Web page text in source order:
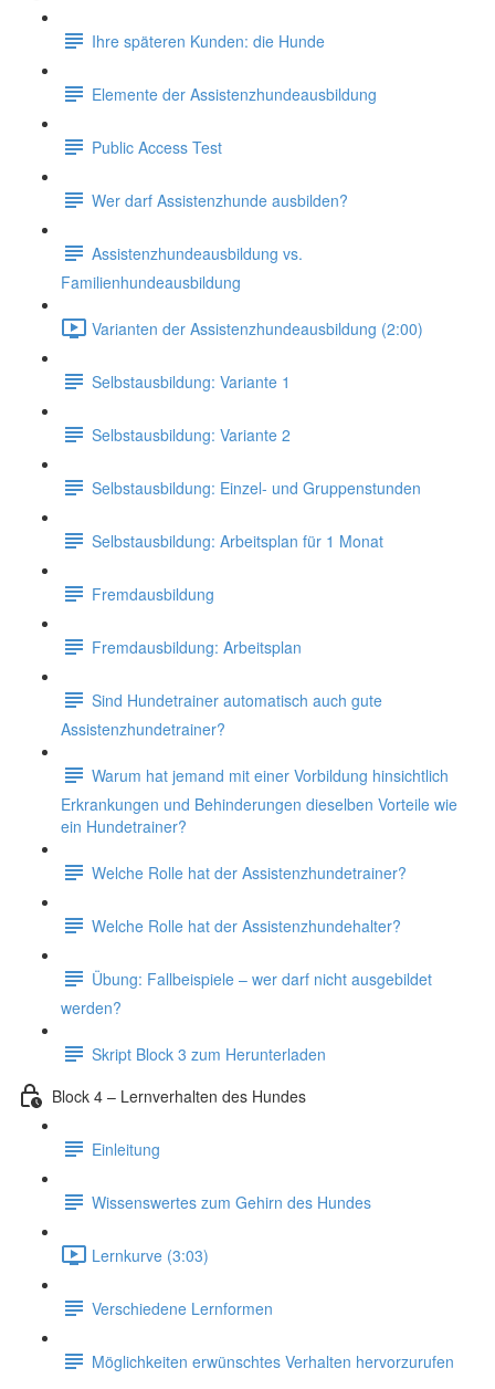
Ihre späteren Kunden: die Hunde
Elemente der Assistenzhundeausbildung
Public Access Test
Wer darf Assistenzhunde ausbilden?
Assistenzhundeausbildung vs.
Familienhundeausbildung
Varianten der Assistenzhundeausbildung (2:00)
Selbstausbildung: Variante 1
Selbstausbildung: Variante 2
Selbstausbildung: Einzel- und Gruppenstunden
Selbstausbildung: Arbeitsplan für 1 Monat
Fremdausbildung
Fremdausbildung: Arbeitsplan
Sind Hundetrainer automatisch auch gute
Assistenzhundetrainer?
Warum hat jemand mit einer Vorbildung hinsichtlich
Erkrankungen und Behinderungen dieselben Vorteile wie
ein Hundetrainer?
Welche Rolle hat der Assistenzhundetrainer?
Welche Rolle hat der Assistenzhundehalter?
Übung: Fallbeispiele – wer darf nicht ausgebildet
werden?
Skript Block 3 zum Herunterladen
Block 4 – Lernverhalten des Hundes
Einleitung
Wissenswertes zum Gehirn des Hundes
Lernkurve (3:03)
Verschiedene Lernformen
Möglichkeiten erwünschtes Verhalten hervorzurufen